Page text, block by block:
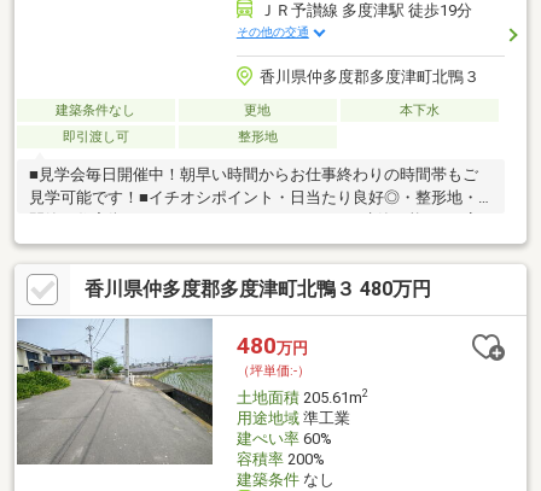
ＪＲ予讃線 多度津駅 徒歩19分
その他の交通
香川県仲多度郡多度津町北鴨３
建築条件なし 更地
本下水
即引渡し可
整形地
■見学会毎日開催中！朝早い時間からお仕事終わりの時間帯もご
見学可能です！■イチオシポイント・日当たり良好◎・整形地・
様の要望に沿った注文住宅を建築可能・10年間設備保証あり・40
年間メンテナンス不要の外壁を使用
香川県仲多度郡多度津町北鴨３ 480万円
480万円
（坪単価:-）
土地面積205.61m2
用途地域準工業
建ぺい率60%
容積率200%
建築条件なし